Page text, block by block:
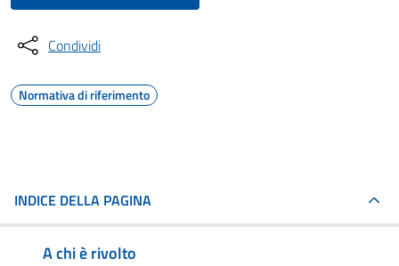
Condividi
Normativa di riferimento
INDICE DELLA PAGINA
A chi è rivolto